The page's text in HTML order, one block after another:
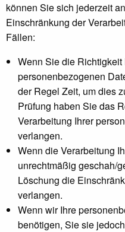
können Sie sich jederzeit
Einschränkung der
Fällen:
Wenn Sie die
personenbezogenen
der Regel Zeit, um dies
Prüfung haben Sie das
Verarbeitung Ihrer
verlangen.
Wenn die Verarbeitung
unrechtmäßig geschah/
Löschung die
verlangen.
Wenn wir Ihre
benötigen, Sie sie